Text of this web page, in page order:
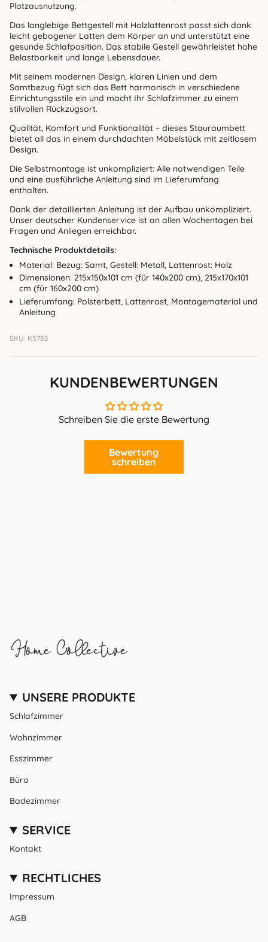
Platzausnutzung.
Das langlebige Bettgestell mit Holzlattenrost passt sich dank
leicht gebogener Latten dem Körper an und unterstützt eine
gesunde Schlafposition. Das stabile Gestell gewährleistet hohe
Belastbarkeit und lange Lebensdauer.
Mit seinem modernen Design, klaren Linien und dem
Samtbezug fügt sich das Bett harmonisch in verschiedene
Einrichtungsstile ein und macht Ihr Schlafzimmer zu einem
stilvollen Rückzugsort.
Qualität, Komfort und Funktionalität – dieses Stauraumbett
bietet all das in einem durchdachten Möbelstück mit zeitlosem
Design.
Die Selbstmontage ist unkompliziert: Alle notwendigen Teile
und eine ausführliche Anleitung sind im Lieferumfang
enthalten.
Dank der detaillierten Anleitung ist der Aufbau unkompliziert.
Unser deutscher Kundenservice ist an allen Wochentagen bei
Fragen und Anliegen erreichbar.
Technische Produktdetails:
Material: Bezug: Samt, Gestell: Metall, Lattenrost: Holz
Dimensionen: 215x150x101 cm (für 140x200 cm), 215x170x101
cm (für 160x200 cm)
Lieferumfang: Polsterbett, Lattenrost, Montagematerial und
Anleitung
SKU: K5785
KUNDENBEWERTUNGEN
Schreiben Sie die erste Bewertung
Bewertung
schreiben
UNSERE PRODUKTE
Schlafzimmer
Wohnzimmer
Esszimmer
Büro
Badezimmer
SERVICE
Kontakt
RECHTLICHES
Impressum
AGB